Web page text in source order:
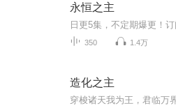
永恒之主
350 1.4万
造化之主